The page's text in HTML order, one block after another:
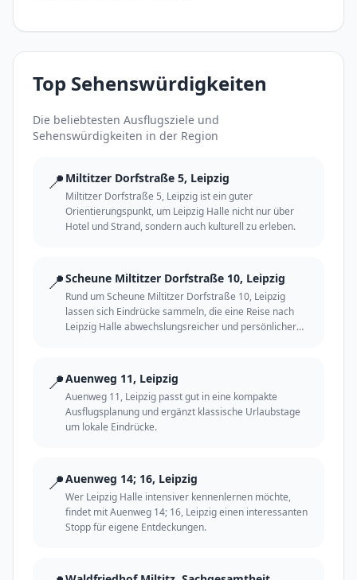
Top Sehenswürdigkeiten
Die beliebtesten Ausflugsziele und
Sehenswürdigkeiten in der Region
📍 Miltitzer Dorfstraße 5, Leipzig
Miltitzer Dorfstraße 5, Leipzig ist ein guter
Orientierungspunkt, um Leipzig Halle nicht nur über
Hotel und Strand, sondern auch kulturell zu erleben.
📍Scheune Miltitzer Dorfstraße 10, Leipzig
Rund um Scheune Miltitzer Dorfstraße 10, Leipzig
lassen sich Eindrücke sammeln, die eine Reise nach
Leipzig Halle abwechslungsreicher und persönlicher
📍Auenweg 11, Leipzig
Auenweg 11, Leipzig passt gut in eine kompakte
Ausflugsplanung und ergänzt klassische Urlaubstage
um lokale Eindrücke.
📍Auenweg 14; 16, Leipzig
Wer Leipzig Halle intensiver kennenlernen möchte,
findet mit Auenweg 14; 16, Leipzig einen interessanten
Stopp für eigene Entdeckungen.